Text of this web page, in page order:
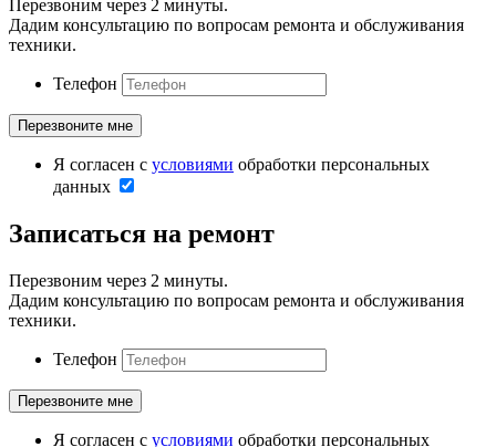
Перезвоним через 2 минуты.
Дадим консультацию по вопросам ремонта и обслуживания
техники.
Телефон
Я согласен с условиями обработки персональных
данных
Записаться на ремонт
Перезвоним через 2 минуты.
Дадим консультацию по вопросам ремонта и обслуживания
техники.
Телефон
Я согласен с условиями обработки персональных